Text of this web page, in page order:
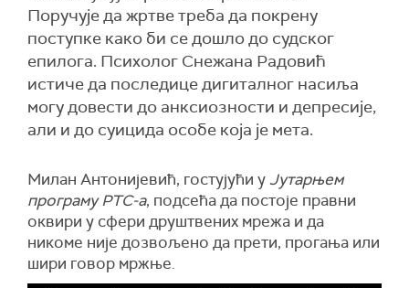
Поручује да жртве треба да покрену
поступке како би се дошло до судског
епилога. Психолог Снежана Радовић
истиче да последице дигиталног насиља
могу довести до анксиозности и депресије,
али и до суицида особе која је мета.
Милан Антонијевић, гостујући у Јутарњем
програму РТС-а, подсећа да постоје правни
оквири у сфери друштвених мрежа и да
никоме није дозвољено да прети, прогања или
шири говор мржње.